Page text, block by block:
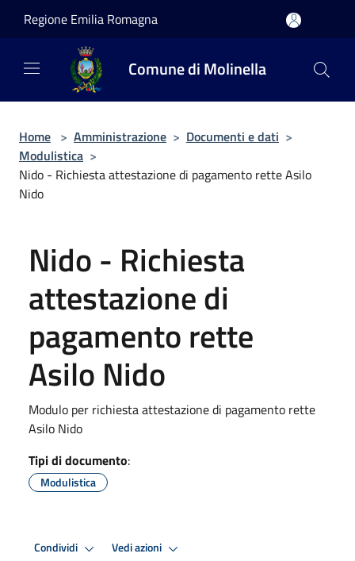
Regione Emilia Romagna
Comune di Molinella
Home > Amministrazione > Documenti e dati >
Modulistica >
Nido - Richiesta attestazione di pagamento rette Asilo
Nido
Nido - Richiesta
attestazione di
pagamento rette
Asilo Nido
Modulo per richiesta attestazione di pagamento rette
Asilo Nido
Tipi di documento:
Modulistica
Condividi Vedi azioni